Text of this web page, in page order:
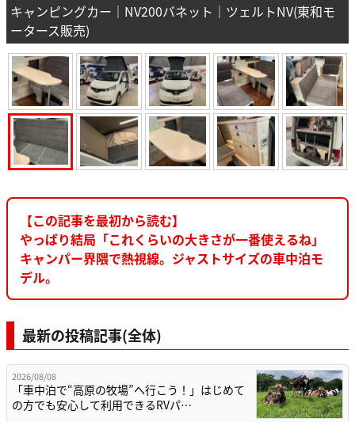
キャンピングカー｜NV200バネット｜ツェルトNV(東和モ
ータース販売)
【この記事を最初から読む】
やっぱり結局「これくらいの大きさが一番使えるね」
キャンパー界隈で熱視線。ジャストサイズの車中泊モ
デル。
最新の投稿記事(全体)
2026/08/08
「車中泊で“高原の牧場”へ行こう！」はじめて
の方でも安心して利用できるRVパ…